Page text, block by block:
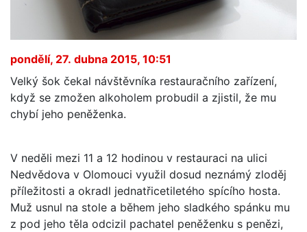
pondělí, 27. dubna 2015, 10:51
Velký šok čekal návštěvníka restauračního zařízení,
když se zmožen alkoholem probudil a zjistil, že mu
chybí jeho peněženka.
V neděli mezi 11 a 12 hodinou v restauraci na ulici
Nedvědova v Olomouci využil dosud neznámý zloděj
příležitosti a okradl jednatřicetiletého spícího hosta.
Muž usnul na stole a během jeho sladkého spánku mu
z pod jeho těla odcizil pachatel peněženku s penězi,